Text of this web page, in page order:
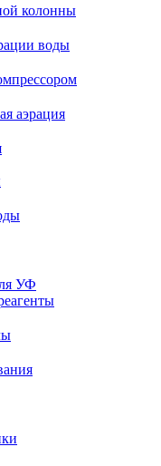
колонны
воды
аэрация
УФ